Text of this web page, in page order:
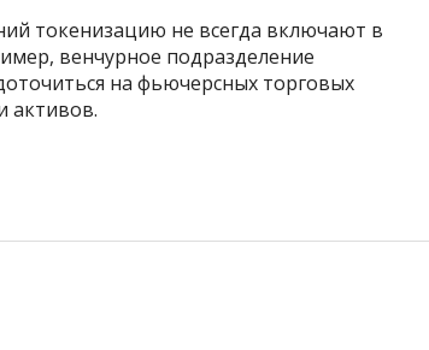
токенизацию не всегда включают в
венчурное подразделение
на фьючерсных торговых
активов.